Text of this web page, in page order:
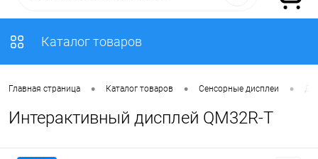
Каталог товаров
Главная страница • Каталог товаров • Сенсорные дисплеи •
Интерактивный дисплей QM32R-T